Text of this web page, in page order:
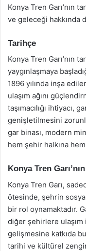
Konya Tren Garı’nın
ve geleceği hakkında
Tarihçe
Konya Tren Garı’nın
yaygınlaşmaya
1896 yılında inşa
ulaşım ağını
taşımacılığı ihtiyacı,
genişletilmesini zorunlu
gar binası, modern
hem şehir halkına
Konya Tren
Konya Tren Garı,
ötesinde, şehrin
bir rol oynamaktadır.
diğer şehirlere ulaşım
gelişmesine katkıda
tarihi ve kültürel